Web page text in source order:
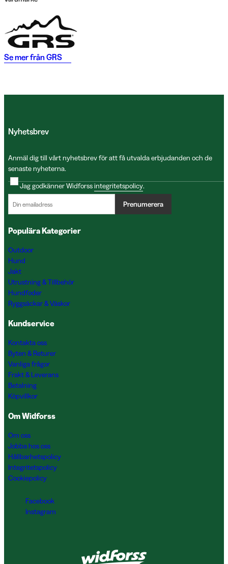
Se mer frånGRS
Nyhetsbrev
Anmäl dig till vårt nyhetsbrev för att få utvalda erbjudanden och de
senaste nyheterna.
Jag godkänner Widforssintegritetspolicy.
Prenumerera
Populära Kategorier
Outdoor
Hund
Jakt
Utrustning & Tillbehör
Hundfoder
Ryggsäckar & Väskor
Kundservice
Kontakta oss
Byten & Returer
Vanliga frågor
Frakt & Leverans
Betalning
Köpvillkor
Om Widforss
Om oss
Jobba hos oss
Hållbarhetspolicy
Integritetspolicy
Cookiepolicy
Facebook
Instagram